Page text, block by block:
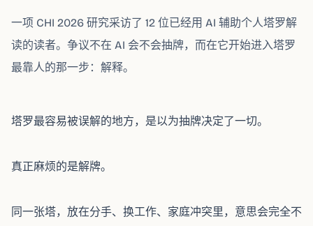
一项 CHI 2026 研究采访了 12 位已经用 AI 辅助个人塔罗解
读的读者。争议不在 AI 会不会抽牌，而在它开始进入塔罗
最靠人的那一步：解释。
塔罗最容易被误解的地方，是以为抽牌决定了一切。
真正麻烦的是解牌。
同一张塔，放在分手、换工作、家庭冲突里，意思会完全不